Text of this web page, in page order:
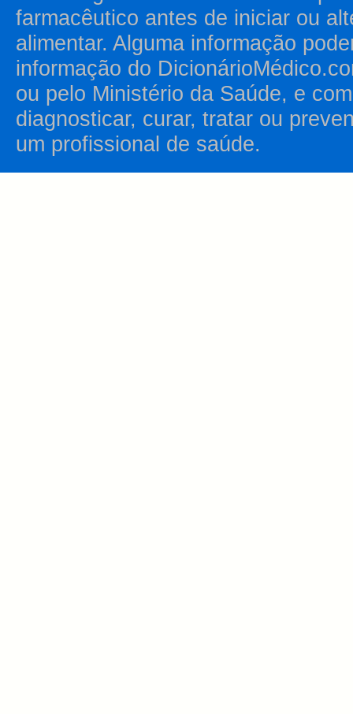
farmacêutico antes de iniciar ou
alimentar. Alguma informação
informação do
ou pelo Ministério da Saúde, e
diagnosticar, curar, tratar ou
um profissional de saúde.